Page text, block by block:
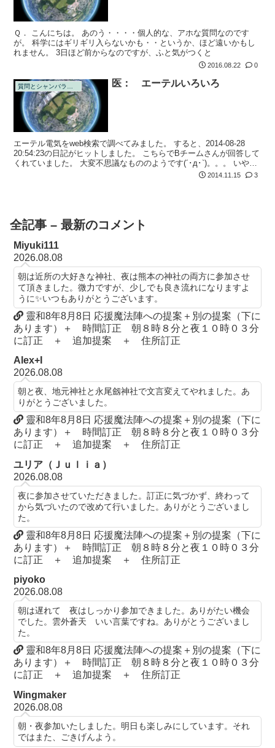
Ｑ． こんにちは。 あのう・・・・個人的な、アホな質問なのです
が。 科学にはギリギリ入らないかも・・というか、ほど遠いかもし
れません。 3日ほど前からなのですが、ふと気がつくと
2016.08.22 0
医： エーテルいろいろ
エーテル電気をweb検索で調べてみました。 すると、2014-08-28
20:54:23の日記がヒットしました。 こちらでBチームさんが回答して
くれていました。 大変不思議なもののようです(´･д･`)。。。 いやい
2014.11.15 3
全記事 – 最新のコメント
Miyuki111
2026.08.08
朝は近所の大好きな神社、夜は熊本の神社の両方に参加させ
て頂きました。微力ですが、少しでも良き流れになりますよ
うに✨いつもありがとうございます。
靈和8年8月8日 応援魔法陣への提案＋別の提案（下に
あります）＋ 時間訂正 朝８時８分と夜１０時０３分
に訂正 ＋ 追加提案 ＋ 住所訂正
Alex+I
2026.08.08
朝と夜、地元神社と永尾劔神社で文言変えてやれました。あ
りがとうございました。
靈和8年8月8日 応援魔法陣への提案＋別の提案（下に
あります）＋ 時間訂正 朝８時８分と夜１０時０３分
に訂正 ＋ 追加提案 ＋ 住所訂正
ユリア（Ｊｕｌｉａ）
2026.08.08
夜に参加させていただきました。訂正に気づかず、終わって
から気づいたので改めて行いました。ありがとうございまし
た。
靈和8年8月8日 応援魔法陣への提案＋別の提案（下に
あります）＋ 時間訂正 朝８時８分と夜１０時０３分
に訂正 ＋ 追加提案 ＋ 住所訂正
piyoko
2026.08.08
朝は遅れて 夜はしっかり参加できました。ありがたい機会
でした。雲外蒼天 いい言葉ですね。ありがとうございまし
た。
靈和8年8月8日 応援魔法陣への提案＋別の提案（下に
あります）＋ 時間訂正 朝８時８分と夜１０時０３分
に訂正 ＋ 追加提案 ＋ 住所訂正
Wingmaker
2026.08.08
朝・夜参加いたしました。明日も楽しみにしています。それ
ではまた、ごきげんよう。